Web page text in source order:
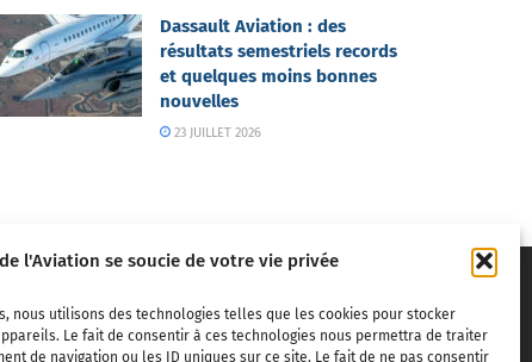
l'Aviation se soucie de votre vie privée
nous utilisons des technologies telles que les cookies pour stocker
Le fait de consentir à ces technologies nous permettra de traiter
de navigation ou les ID uniques sur ce site. Le fait de ne pas consentir
Dassault Aviation : des
résultats semestriels records
et quelques moins bonnes
nouvelles
23 JUILLET 2026